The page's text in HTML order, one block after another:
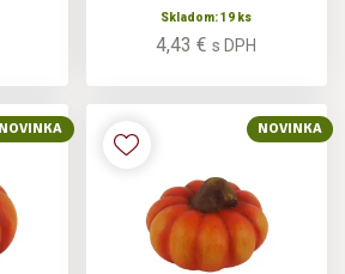
Skladom: 19 ks
4,43 €s DPH
NOVINKA NOVINKA